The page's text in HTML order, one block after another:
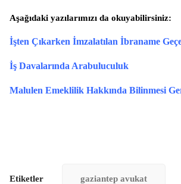
Aşağıdaki yazılarımızı da okuyabilirsiniz:
İşten Çıkarken İmzalatılan İbraname
İş Davalarında Arabuluculuk
Malulen Emeklilik Hakkında Bilinmesi
Etiketler gaziantep avukat